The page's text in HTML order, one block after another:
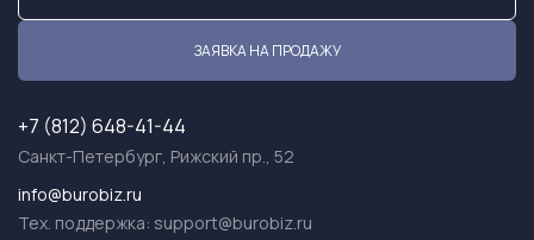
ЗАЯВКА НА ПРОДАЖУ
+7 (812) 648-41-44
Санкт-Петербург, Рижский пр., 52
info@burobiz.ru
Тех. поддержка: support@burobiz.ru